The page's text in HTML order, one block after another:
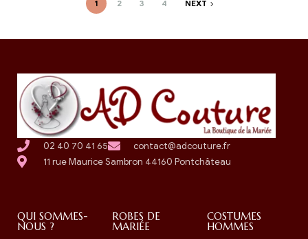
1 2 3 4 NEXT
02 40 70 41 65
contact@adcouture.fr
11 rue Maurice Sambron 44160 Pontchâteau
QUI SOMMES-
NOUS ?
ROBES DE
MARIÉE
COSTUMES
HOMMES